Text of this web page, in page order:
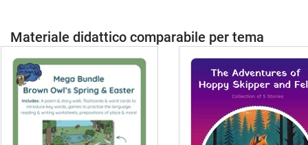
Materiale didattico comparabile per tema